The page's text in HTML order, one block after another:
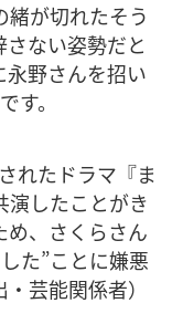
が切れたそう
ない姿勢だと
永野さんを招い
す。
れたドラマ『ま
演したことがき
め、さくらさん
た”ことに嫌悪
芸能関係者）